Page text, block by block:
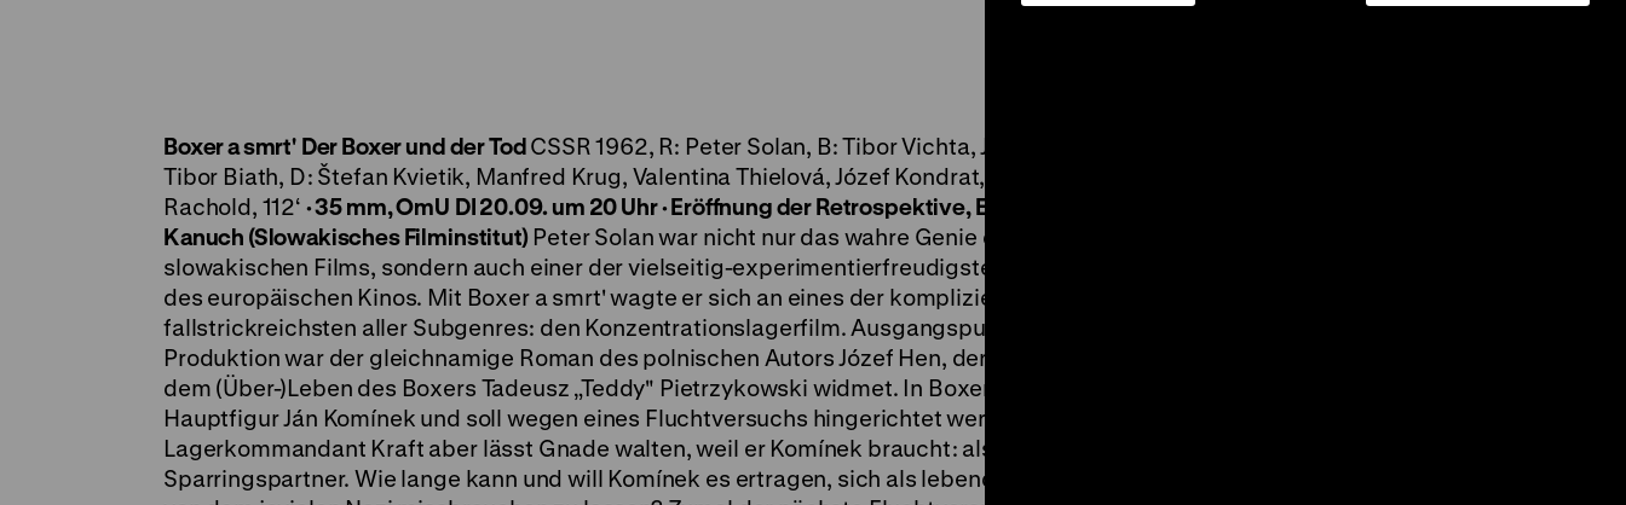
Boxer a smrt' Der Boxer und der TodCSSR 1962, R: Peter Solan, B: Tibor Vichta, Józef Hen, K:
Tibor Biath, D: Štefan Kvietik, Manfred Krug, Valentina Thielová, Józef Kondrat, Gerhard
Rachold, 112‘ ·35 mm, OmU DI 20.09. um 20 Uhr · Eröffnung der Retrospektive, Einführung:
Kanuch (Slowakisches Filminstitut)Peter Solan war nicht nur das wahre Genie des
slowakischen Films, sondern auch einer der vielseitig-experimentierfreudigsten Regisseure
des europäischen Kinos. Mit Boxer a smrt' wagte er sich an eines der kompliziert-
fallstrickreichsten aller Subgenres: den Konzentrationslagerfilm. Ausgangspunkt der
Produktion war der gleichnamige Roman des polnischen Autors Józef Hen, der sich wiederum
dem (Über-)Leben des Boxers Tadeusz „Teddy" Pietrzykowski widmet. In Boxer a smrt' heißt die
Hauptfigur Ján Komínek und soll wegen eines Fluchtversuchs hingerichtet werden.
Lagerkommandant Kraft aber lässt Gnade walten, weil er Komínek braucht: als
Sparringspartner. Wie lange kann und will Komínek es ertragen, sich als lebenden Sandsack